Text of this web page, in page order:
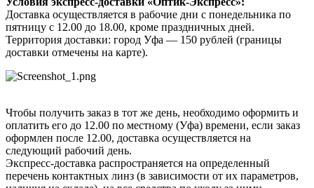
Доставка осуществляется в рабочие дни с понедельника по
пятницу с 12.00 до 18.00, кроме праздничных дней.
Территория доставки: город Уфа — 150 рублей (границы
доставки отмечены на карте).
Чтобы получить заказ в тот же день, необходимо оформить и
оплатить его до 12.00 по местному (Уфа) времени, если заказ
оформлен после 12.00, доставка осуществляется на
следующий рабочий день.
Экспресс-доставка распространяется на определенный
перечень контактных линз (в зависимости от их параметров,